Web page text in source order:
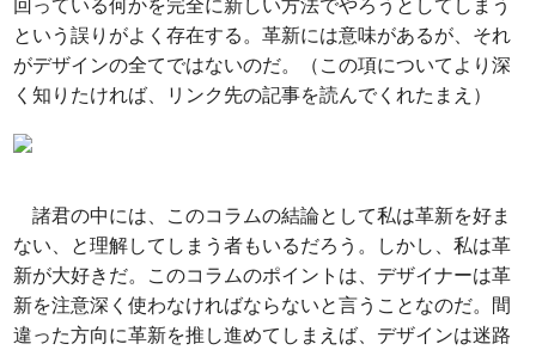
という誤りがよく存在する。革新には意味があるが、それ
がデザインの全てではないのだ。（この項についてより深
く知りたければ、リンク先の記事を読んでくれたまえ）
諸君の中には、このコラムの結論として私は革新を好ま
ない、と理解してしまう者もいるだろう。しかし、私は革
新が大好きだ。このコラムのポイントは、デザイナーは革
新を注意深く使わなければならないと言うことなのだ。間
違った方向に革新を推し進めてしまえば、デザインは迷路